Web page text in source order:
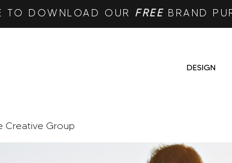
TO DOWNLOAD OUR FREEBRAND
DESIGN
Creative Group